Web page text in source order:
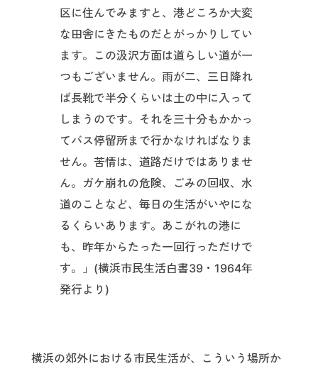
区に住んでみますと、港どころか大変
な田舎にきたものだとがっかりしてい
ます。この汲沢方面は道らしい道が一
つもございません。雨が二、三日降れ
ば長靴で半分くらいは土の中に入って
しまうのです。それを三十分もかかっ
てバス停留所まで行かなければなりま
せん。苦情は、道路だけではありませ
ん。ガケ崩れの危険、ごみの回収、水
道のことなど、毎日の生活がいやにな
るくらいあります。あこがれの港に
も、昨年からたった一回行っただけで
す。」(横浜市民生活白書39・1964年
発行より)
横浜の郊外における市民生活が、こういう場所か